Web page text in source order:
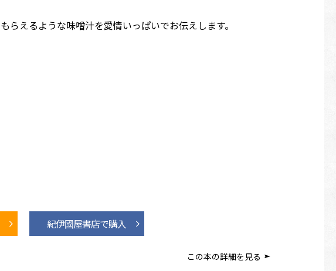
えるような味噌汁を愛情いっぱいでお伝えします。
紀伊國屋書店で購入
この本の詳細を見る